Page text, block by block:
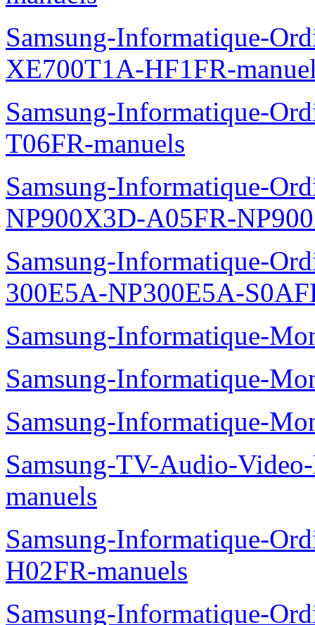
Samsung-Informatique-
XE700T1A-HF1FR-
Samsung-Informatique-
T06FR-manuels
Samsung-Informatique-
NP900X3D-A05FR-
Samsung-Informatique-
300E5A-NP300E5A-
Samsung-Informatique-
Samsung-Informatique-
Samsung-Informatique-
Samsung-TV-Audio-
manuels
Samsung-Informatique-
H02FR-manuels
Samsung-Informatique-